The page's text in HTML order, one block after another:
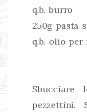
q.b. burro
250g pasta
q.b. olio per